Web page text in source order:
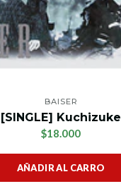
BAISER
[SINGLE] Kuchizuke
$18.000
AÑADIR AL CARRO